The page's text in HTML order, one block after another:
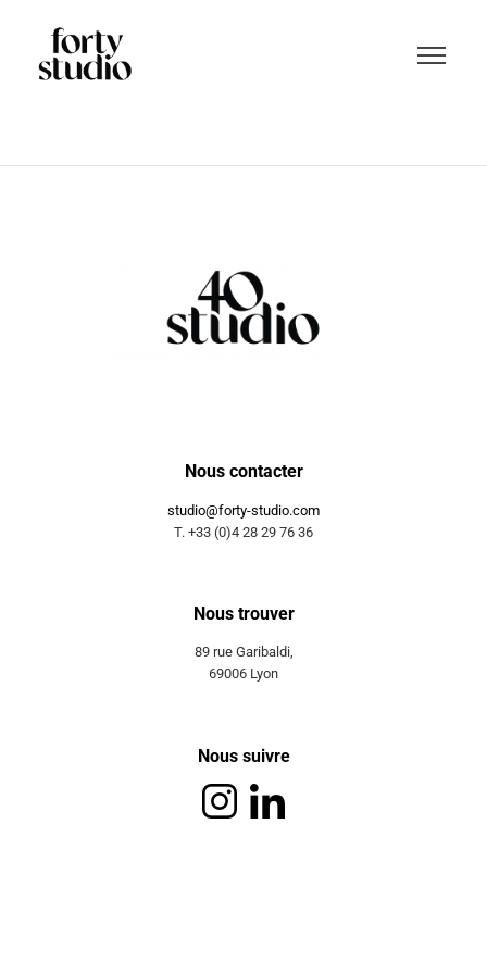
Nous contacter
studio@forty-studio.com
T. +33 (0)4 28 29 76 36
Nous trouver
89 rue Garibaldi,
69006 Lyon
Nous suivre